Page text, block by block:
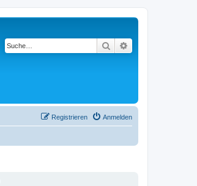
Suche
Anmelden
Registrieren